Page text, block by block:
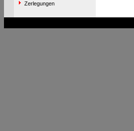
Zerlegungen